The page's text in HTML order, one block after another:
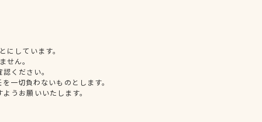
しています。
せん。
ください。
一切負わないものとします。
うお願いいたします。